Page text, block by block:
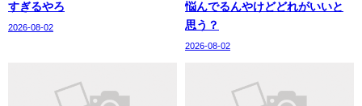
すぎるやろ
2026-08-02
悩んでるんやけどどれがいいと
思う？
2026-08-02